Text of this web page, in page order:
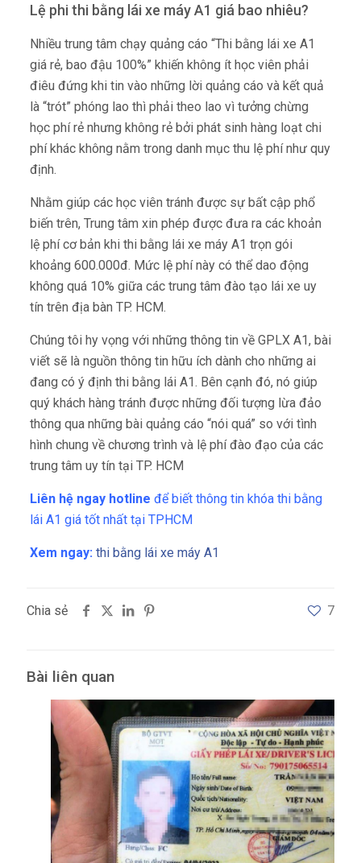
Lệ phi thi bằng lái xe máy A1 giá bao nhiêu?
Nhiều trung tâm chạy quảng cáo “Thi bằng lái xe A1
giá rẻ, bao đậu 100%” khiến không ít học viên phải
điêu đứng khi tin vào những lời quảng cáo và kết quả
là “trót” phóng lao thì phải theo lao vì tưởng chừng
học phí rẻ nhưng không rẻ bởi phát sinh hàng loạt chi
phí khác không nằm trong danh mục thu lệ phí như quy
định.
Nhằm giúp các học viên tránh được sự bất cập phổ
biến trên, Trung tâm xin phép được đưa ra các khoản
lệ phí cơ bản khi thi bằng lái xe máy A1 trọn gói
khoảng 600.000đ. Mức lệ phí này có thể dao động
không quá 10% giữa các trung tâm đào tạo lái xe uy
tín trên địa bàn TP. HCM.
Chúng tôi hy vọng với những thông tin về GPLX A1, bài
viết sẽ là nguồn thông tin hữu ích dành cho những ai
đang có ý định thi bằng lái A1. Bên cạnh đó, nó giúp
quý khách hàng tránh được những đối tượng lừa đảo
thông qua những bài quảng cáo “nói quá” so với tình
hình chung về chương trình và lệ phí đào đạo của các
trung tâm uy tín tại TP. HCM
Liên hệ ngay hotline để biết thông tin khóa thi bằng
lái A1 giá tốt nhất tại TPHCM
Xem ngay: thi bằng lái xe máy A1
Chia sẻ 7
Bài liên quan